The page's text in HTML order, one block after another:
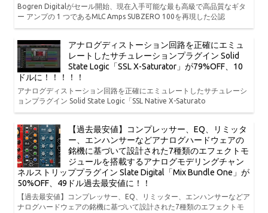
Bogren Digitalがセール開始、現在入手可能な最も高級で高品質なギタ
ー アンプの 1 つであるMLC Amps SUBZERO 100を再現した公認
アナログディストーション回路を正確にエミュ
レートしたサチュレーションプラグイン Solid
State Logic「SSL X-Saturator」が79%OFF、10
ドルに！！！！！
アナログディストーション回路を正確にエミュレートしたサチュレーシ
ョンプラグイン Solid State Logic「SSL Native X-Saturato
【過去最安値】コンプレッサー、EQ、リミッタ
ー、エンハンサーなどアナログハードウェアの
銘機に基づいて設計された7種類のエフェクトモ
ジュールを搭載するアナログモデリングチャン
ネルストリッププラグイン Slate Digital「Mix Bundle One」が
50%OFF、49ドル過去最安値に！！
【過去最安値】コンプレッサー、EQ、リミッター、エンハンサーなどア
ナログハードウェアの銘機に基づいて設計された7種類のエフェクトモ